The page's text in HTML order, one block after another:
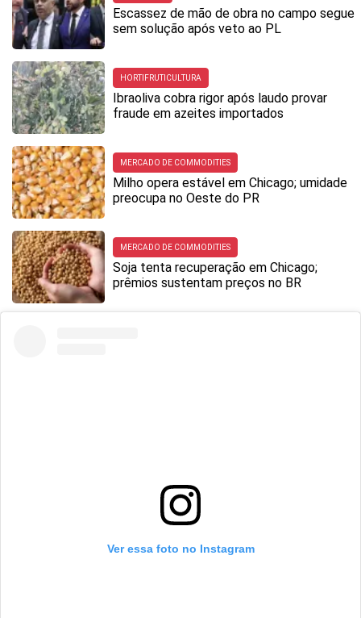
Escassez de mão de obra no campo segue
sem solução após veto ao PL
HORTIFRUTICULTURA
Ibraoliva cobra rigor após laudo provar
fraude em azeites importados
MERCADO DE COMMODITIES
Milho opera estável em Chicago; umidade
preocupa no Oeste do PR
MERCADO DE COMMODITIES
Soja tenta recuperação em Chicago;
prêmios sustentam preços no BR
Ver essa foto no Instagram